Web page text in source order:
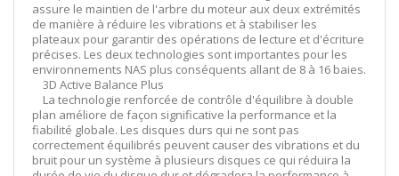
assure le maintien de l'arbre du moteur aux deux extrémités
de manière à réduire les vibrations et à stabiliser les
plateaux pour garantir des opérations de lecture et d'écriture
précises. Les deux technologies sont importantes pour les
environnements NAS plus conséquents allant de 8 à 16 baies.
3D Active Balance Plus
La technologie renforcée de contrôle d'équilibre à double
plan améliore de façon significative la performance et la
fiabilité globale. Les disques durs qui ne sont pas
correctement équilibrés peuvent causer des vibrations et du
bruit pour un système à plusieurs disques ce qui réduira la